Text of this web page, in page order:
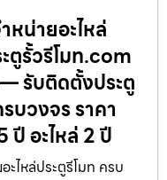
หน่ายอะไหล่
ตูรั้วรีโมท.com
— รับติดตั้งประตู
บวงจร ราคา
ปี อะไหล่ 2 ปี
ไหล่ประตูรีโมท ครบ